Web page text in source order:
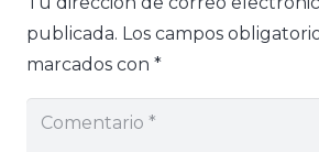
publicada. Los campos
marcados con *